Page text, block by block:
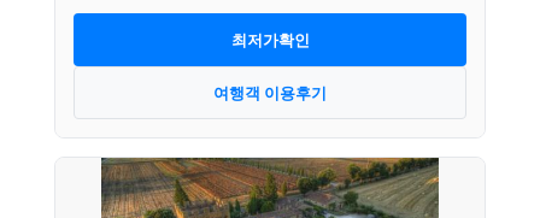
최저가확인
여행객 이용후기